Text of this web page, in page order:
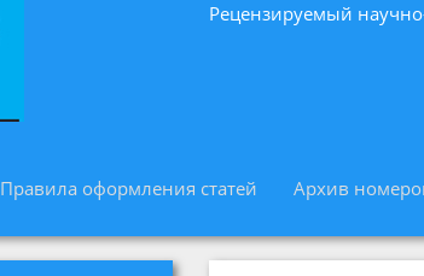
Рецензируемый
Правила оформления статей Архив